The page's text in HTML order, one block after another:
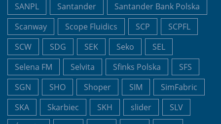
SANPL
Santander
Santander Bank Polska
Scanway
Scope Fluidics SCP
SCPFL
SCW
SDG SEK Seko
SEL
Selena FM
Selvita Sfinks Polska
SFS
SGN
SHO Shoper SIM
SimFabric
SKA
Skarbiec SKH slider
SLV